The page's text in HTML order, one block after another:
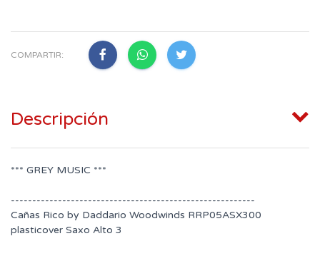
COMPARTIR:
Descripción
*** GREY MUSIC ***
---------------------------------------------------------
Cañas Rico by Daddario Woodwinds RRP05ASX300
plasticover Saxo Alto 3